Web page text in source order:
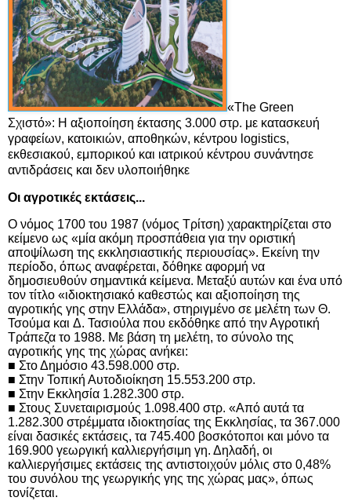
«The Green
Σχιστό»: H αξιοποίηση έκτασης 3.000 στρ. με κατασκευή
γραφείων, κατοικιών, αποθηκών, κέντρου logistics,
εκθεσιακού, εμπορικού και ιατρικού κέντρου συνάντησε
αντιδράσεις και δεν υλοποιήθηκε
Οι αγροτικές εκτάσεις...
Ο νόμος 1700 του 1987 (νόμος Τρίτση) χαρακτηρίζεται στο
κείμενο ως «μία ακόμη προσπάθεια για την οριστική
αποψίλωση της εκκλησιαστικής περιουσίας». Εκείνη την
περίοδο, όπως αναφέρεται, δόθηκε αφορμή να
δημοσιευθούν σημαντικά κείμενα. Μεταξύ αυτών και ένα υπό
τον τίτλο «ιδιοκτησιακό καθεστώς και αξιοποίηση της
αγροτικής γης στην Ελλάδα», στηριγμένο σε μελέτη των Θ.
Τσούμα και Δ. Τασιούλα που εκδόθηκε από την Αγροτική
Τράπεζα το 1988. Με βάση τη μελέτη, το σύνολο της
αγροτικής γης της χώρας ανήκει:
■ Στο Δημόσιο 43.598.000 στρ.
■ Στην Τοπική Αυτοδιοίκηση 15.553.200 στρ.
■ Στην Εκκλησία 1.282.300 στρ.
■ Στους Συνεταιρισμούς 1.098.400 στρ. «Από αυτά τα
1.282.300 στρέμματα ιδιοκτησίας της Εκκλησίας, τα 367.000
είναι δασικές εκτάσεις, τα 745.400 βοσκότοποι και μόνο τα
169.900 γεωργική καλλιεργήσιμη γη. Δηλαδή, οι
καλλιεργήσιμες εκτάσεις της αντιστοιχούν μόλις στο 0,48%
του συνόλου της γεωργικής γης της χώρας μας», όπως
τονίζεται.